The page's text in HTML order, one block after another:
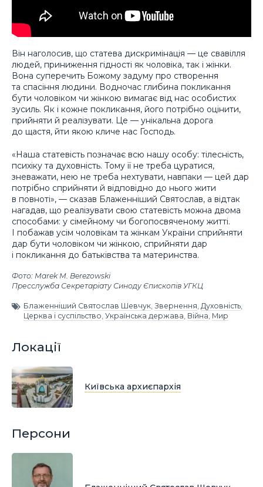
Він наголосив, що статева дискримінація — це свавілля
людей, приниження гідності як чоловіка, так і жінки.
Вона суперечить Божому задуму про створення
та спасіння людини. Водночас глибина покликання
бути чоловіком чи жінкою вимагає від нас особистих
зусиль. Як і кожне покликання, його потрібно оцінити,
прийняти й реалізувати. Це — унікальна дорога
до щастя, йти якою кличе нас Господь.
«Наша статевість позначає всю нашу особу: тілесність,
психіку та духовність. Тому її не треба цуратися,
зневажати, нею не треба нехтувати, навпаки — цей дар
потрібно сприйняти й відповідно до нього жити
в повноті», — сказав Блаженніший Святослав, а відтак
нагадав, що реалізувати свою статевість можна двома
способами: у сімейному чи богопосвяченому житті.
І побажав усім чоловікам та жінкам України сприйняти
дар бути чоловіком чи жінкою, сприйняти дар
і покликання до батьківства та материнства.
Фото: Marek M. Berezowski
Пресслужба Секретаріату Синоду Єпископів УГКЦ
Блаженніший Святослав Шевчук, Звернення, Духовність,
Церква і суспільство, Українська держава, Війна, Мир
Локації
Київська архиєпархія
Персони